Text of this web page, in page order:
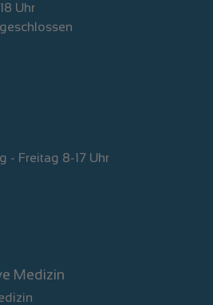
Uhr
- Freitag 8-17 Uhr
Medizin